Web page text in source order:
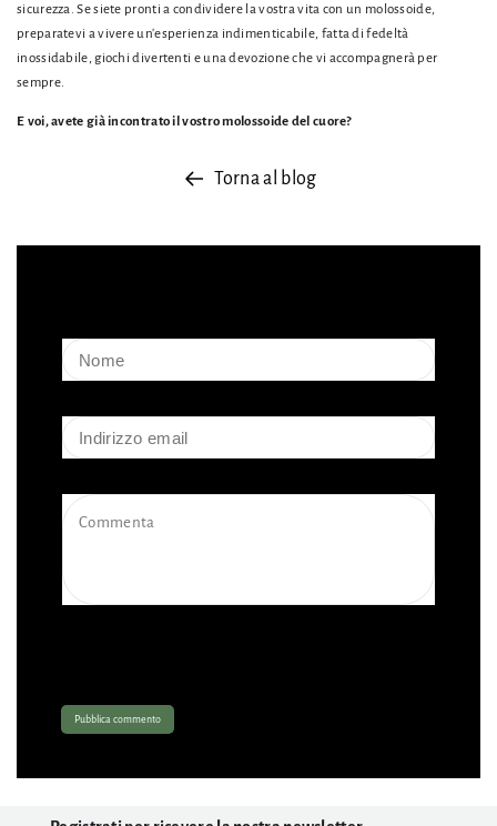
sicurezza. Se siete pronti a condividere la vostra vita con un molossoide,
preparatevi a vivere un'esperienza indimenticabile, fatta di fedeltà
inossidabile,giochi divertenti e una devozione che vi accompagnerà per
sempre.
E voi, avete già incontrato il vostro molossoide del cuore?
Torna al blog